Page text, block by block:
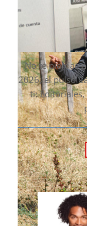
No te pierdas
2026, el pulso
ti: